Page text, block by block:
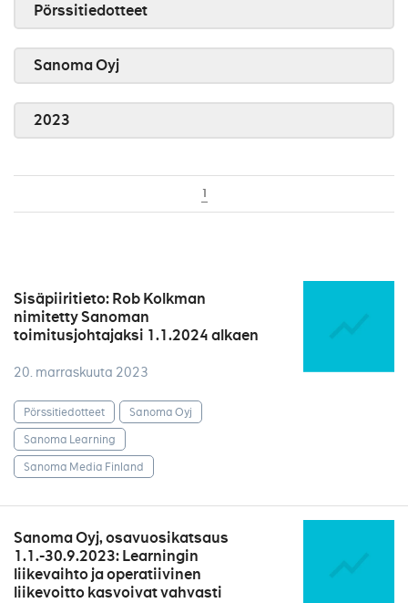
Pörssitiedotteet
Sanoma Oyj
2023
1
Sisäpiiritieto: Rob Kolkman
nimitetty Sanoman
toimitusjohtajaksi 1.1.2024 alkaen
20. marraskuuta 2023
Pörssitiedotteet
Sanoma Oyj
Sanoma Learning
Sanoma Media Finland
Sanoma Oyj, osavuosikatsaus
1.1.-30.9.2023: Learningin
liikevaihto ja operatiivinen
liikevoitto kasvoivat vahvasti